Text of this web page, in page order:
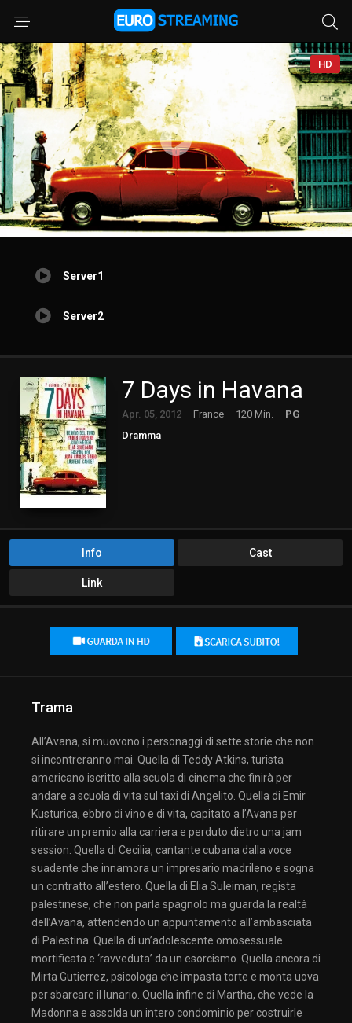
HD
Server1
Server2
7 Days in Havana
Apr. 05, 2012 France 120 Min.
PG
Dramma
Info Cast
Link
Trama
All’Avana, si muovono i personaggi di sette storie che non
si incontreranno mai. Quella di Teddy Atkins, turista
americano iscritto alla scuola di cinema che finirà per
andare a scuola di vita sul taxi di Angelito. Quella di Emir
Kusturica, ebbro di vino e di vita, capitato a l’Avana per
ritirare un premio alla carriera e perduto dietro una jam
session. Quella di Cecilia, cantante cubana dalla voce
suadente che innamora un impresario madrileno e sogna
un contratto all’estero. Quella di Elia Suleiman, regista
palestinese, che non parla spagnolo ma guarda la realtà
dell’Avana, attendendo un appuntamento all’ambasciata
di Palestina. Quella di un’adolescente omosessuale
mortificata e ‘ravveduta’ da un esorcismo. Quella ancora di
Mirta Gutierrez, psicologa che impasta torte e monta uova
per sbarcare il lunario. Quella infine di Martha, che vede la
Madonna e assolda un intero condominio per costruirle